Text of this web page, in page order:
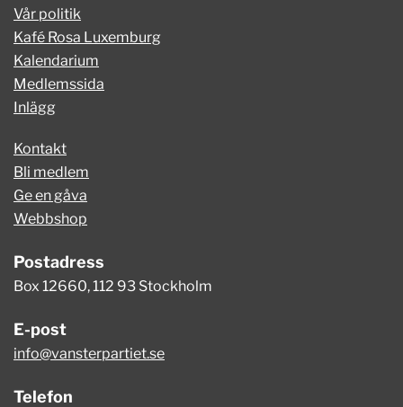
Vår politik
Kafé Rosa Luxemburg
Kalendarium
Medlemssida
Inlägg
Kontakt
Bli medlem
Ge en gåva
Webbshop
Postadress
Box 12660, 112 93 Stockholm
E-post
info@vansterpartiet.se
Telefon